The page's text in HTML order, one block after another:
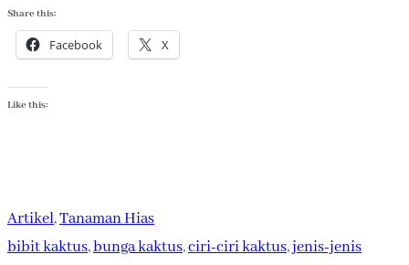
Share this:
Facebook X
Like this:
Artikel, Tanaman Hias
bibit kaktus, bunga kaktus, ciri-ciri kaktus, jenis-jenis